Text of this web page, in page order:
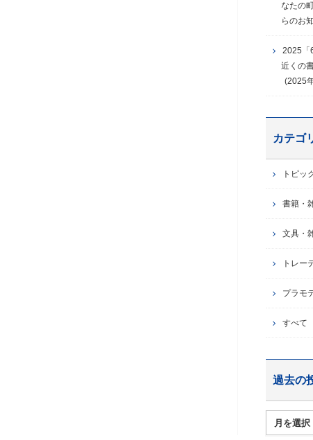
なたの
らのお
2025「
近くの
(2025
カテゴ
トピッ
書籍・
文具・
トレー
プラモ
すべて
過去の